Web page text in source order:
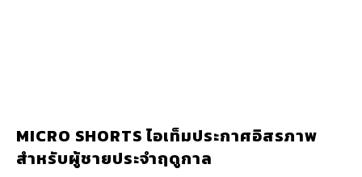
MICRO SHORTS ไอเท็มประกาศอิสรภาพ
สำหรับผู้ชายประจำฤดูกาล